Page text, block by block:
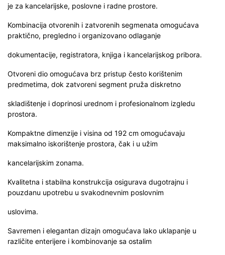
je za kancelarijske, poslovne i radne prostore.
Kombinacija otvorenih i zatvorenih segmenata omogućava
praktično, pregledno i organizovano odlaganje
dokumentacije, registratora, knjiga i kancelarijskog pribora.
Otvoreni dio omogućava brz pristup često korištenim
predmetima, dok zatvoreni segment pruža diskretno
skladištenje i doprinosi urednom i profesionalnom izgledu
prostora.
Kompaktne dimenzije i visina od 192 cm omogućavaju
maksimalno iskorištenje prostora, čak i u užim
kancelarijskim zonama.
Kvalitetna i stabilna konstrukcija osigurava dugotrajnu i
pouzdanu upotrebu u svakodnevnim poslovnim
uslovima.
Savremen i elegantan dizajn omogućava lako uklapanje u
različite enterijere i kombinovanje sa ostalim